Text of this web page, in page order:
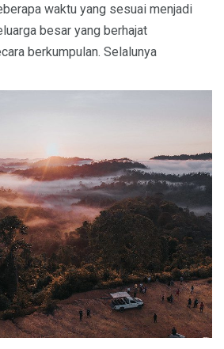
waktu yang sesuai menjadi
besar yang berhajat
berkumpulan. Selalunya